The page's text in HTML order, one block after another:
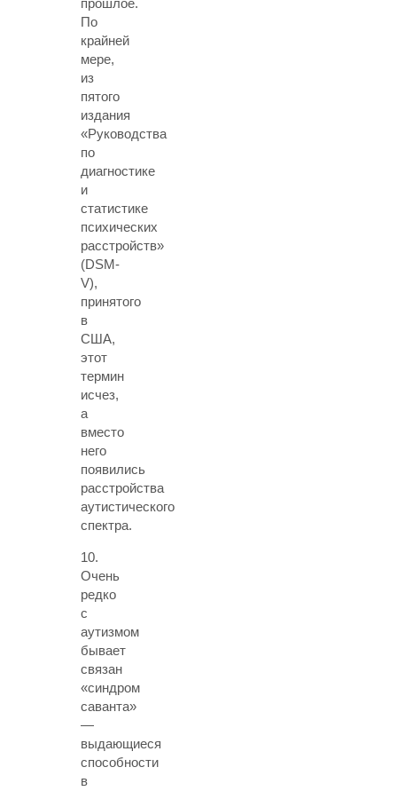
прошлое.
По
крайней
мере,
из
пятого
издания
«Руководства
по
диагностике
и
статистике
психических
расстройств»
(DSM-
V),
принятого
в
США,
этот
термин
исчез,
а
вместо
него
появились
расстройства
аутистического
спектра.
10.
Очень
редко
с
аутизмом
бывает
связан
«синдром
саванта»
—
выдающиеся
способности
в